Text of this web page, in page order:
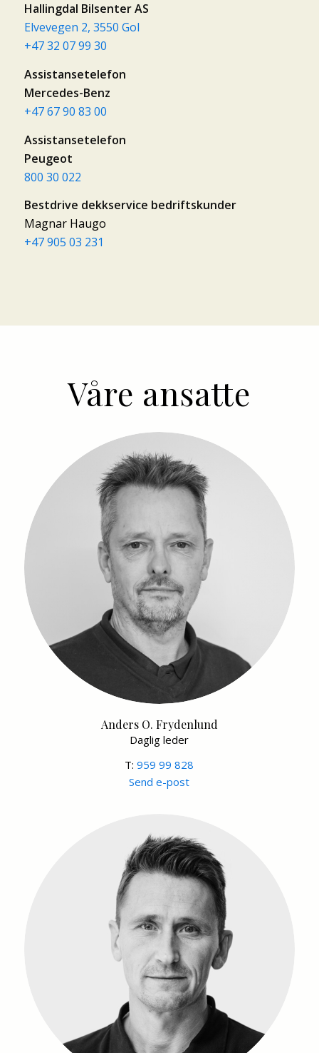
Hallingdal Bilsenter AS
Elvevegen 2, 3550 Gol
+47 32 07 99 30
Assistansetelefon
Mercedes-Benz
+47 67 90 83 00
Assistansetelefon
Peugeot
800 30 022
Bestdrive dekkservice bedriftskunder
Magnar Haugo
+47 905 03 231
Våre ansatte
Anders O. Frydenlund
Daglig leder
T:959 99 828
Send e-post